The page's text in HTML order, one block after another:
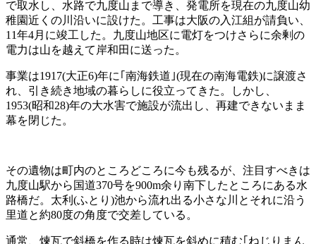
で取水し、水路で九度山まで導き、発電所を現在の九度山幼
稚園近くの川沿いに設けた。工事は大阪の入江組が請負い、
11年4月に竣工した。九度山地区に電灯をつけさらに余剰の
電力は山を越えて岸和田に送った。
事業は1917(大正6)年に｢南海鉄道｣(現在の南海電鉄)に譲渡さ
れ、引き続き地域の暮らしに役立ってきた。しかし、
1953(昭和28)年の大水害で施設が流出し、再建できないまま
幕を閉じた。
その遺物は町内のところどころに今も残るが、注目すべきは
九度山駅から国道370号を900m余り南下したところにある水
路橋だ。太利(ふとり)池から流れ出る小さな川とそれに沿う
里道と約80度の角度で交差している。
通常、煉瓦で斜橋を作る時は煉瓦を斜めに積む｢ねじりまん